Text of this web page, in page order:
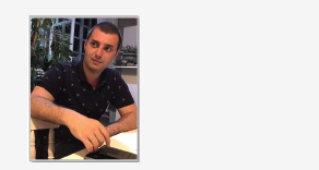
ᲙᲕᲚᲔᲕᲐ
ᲡᲐᲔᲠᲗᲐᲨᲝᲠᲘᲡᲝ
ᲑᲘᲑᲚᲘᲝᲗᲔᲙᲐ